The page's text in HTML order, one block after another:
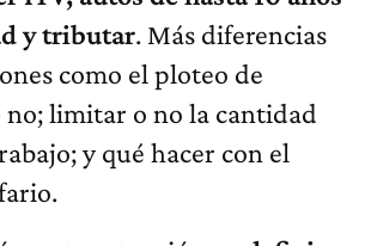
y tributar. Más diferencias
como el ploteo de
no; limitar o no la cantidad
y qué hacer con el